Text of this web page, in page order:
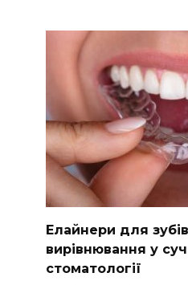
Елайнери для
вирівнювання у
стоматології